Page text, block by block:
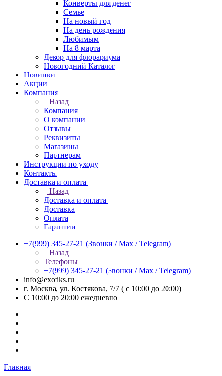
Конверты для денег
Семье
На новый год
На день рождения
Любимым
На 8 марта
Декор для флорариума
Новогодний Каталог
Новинки
Акции
Компания
Назад
Компания
О компании
Отзывы
Реквизиты
Магазины
Партнерам
Инструкции по уходу
Контакты
Доставка и оплата
Назад
Доставка и оплата
Доставка
Оплата
Гарантии
+7(999) 345-27-21 (Звонки / Max / Telegram)
Назад
Телефоны
+7(999) 345-27-21 (Звонки / Max / Telegram)
info@exotiks.ru
г. Москва, ул. Костякова, 7/7 ( с 10:00 до 20:00)
С 10:00 до 20:00 ежедневно
Главная